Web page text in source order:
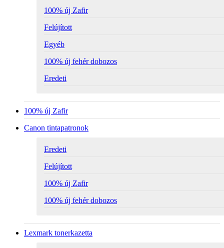
100% új Zafir
Felújított
Egyéb
100% új fehér dobozos
Eredeti
100% új Zafir
Canon tintapatronok
Eredeti
Felújított
100% új Zafir
100% új fehér dobozos
Lexmark tonerkazetta